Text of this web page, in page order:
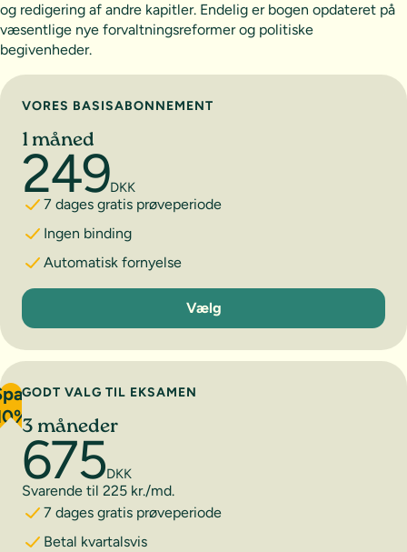
og redigering af andre kapitler. Endelig er bogen opdateret på
væsentlige nye forvaltningsreformer og politiske
begivenheder.
Vælg abonnement
VORES BASISABONNEMENT
1 måned
249DKK
7 dages gratis prøveperiode
Ingen binding
Automatisk fornyelse
1 måned
Vælg
GODT VALG TIL EKSAMEN
3 måneder
675DKK
Svarende til 225 kr./md.
7 dages gratis prøveperiode
Betal kvartalsvis